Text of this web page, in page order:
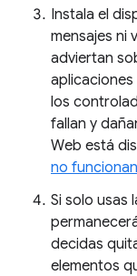
Instala el
mensajes ni
adviertan
aplicaciones
los
fallan y
Web está
no
Si solo usas
decidas
elementos